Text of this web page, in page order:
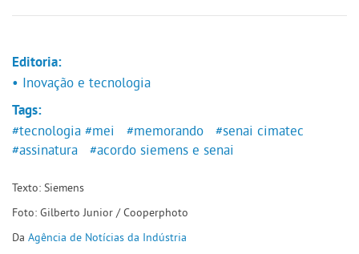
Editoria:
• Inovação e tecnologia
Tags:
#tecnologia #mei #memorando
#senai cimatec
#assinatura
#acordo siemens e senai
Texto: Siemens
Foto: Gilberto Junior / Cooperphoto
Da Agência de Notícias da Indústria